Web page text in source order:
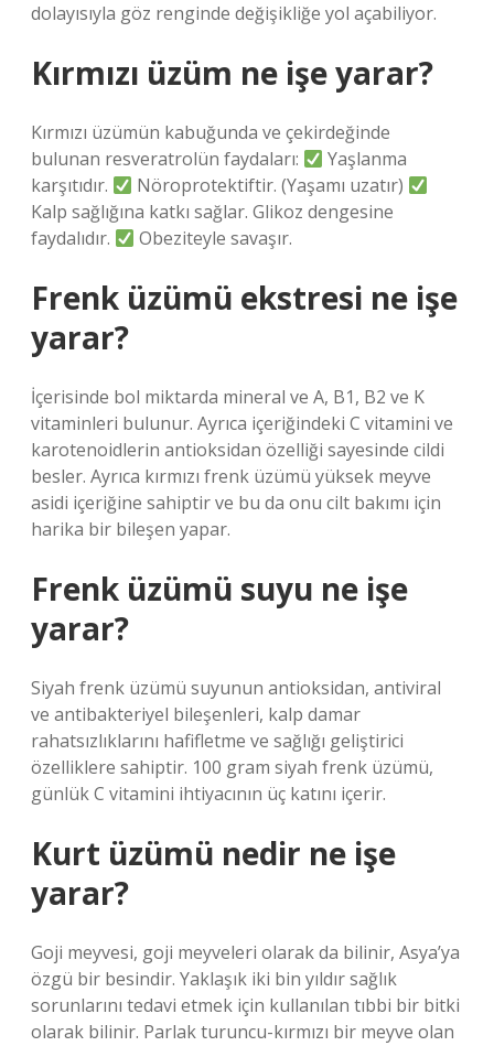
dolayısıyla göz renginde değişikliğe yol açabiliyor.
Kırmızı üzüm ne işe yarar?
Kırmızı üzümün kabuğunda ve çekirdeğinde
bulunan resveratrolün faydaları:
Yaşlanma
karşıtıdır.
Nöroprotektiftir. (Yaşamı uzatır)
Kalp sağlığına katkı sağlar. Glikoz dengesine
faydalıdır.
Obeziteyle savaşır.
Frenk üzümü ekstresi ne işe
yarar?
İçerisinde bol miktarda mineral ve A, B1, B2 ve K
vitaminleri bulunur. Ayrıca içeriğindeki C vitamini ve
karotenoidlerin antioksidan özelliği sayesinde cildi
besler. Ayrıca kırmızı frenk üzümü yüksek meyve
asidi içeriğine sahiptir ve bu da onu cilt bakımı için
harika bir bileşen yapar.
Frenk üzümü suyu ne işe
yarar?
Siyah frenk üzümü suyunun antioksidan, antiviral
ve antibakteriyel bileşenleri, kalp damar
rahatsızlıklarını hafifletme ve sağlığı geliştirici
özelliklere sahiptir. 100 gram siyah frenk üzümü,
günlük C vitamini ihtiyacının üç katını içerir.
Kurt üzümü nedir ne işe
yarar?
Goji meyvesi, goji meyveleri olarak da bilinir, Asya’ya
özgü bir besindir. Yaklaşık iki bin yıldır sağlık
sorunlarını tedavi etmek için kullanılan tıbbi bir bitki
olarak bilinir. Parlak turuncu-kırmızı bir meyve olan